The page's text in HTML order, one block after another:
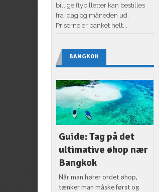
billige flybilletter kan bestilles
fra idag og måneden ud.
Priserne er banket helt...
BANGKOK
Guide: Tag på det
ultimative øhop nær
Bangkok
Når man hører ordet øhop,
tænker man måske først og